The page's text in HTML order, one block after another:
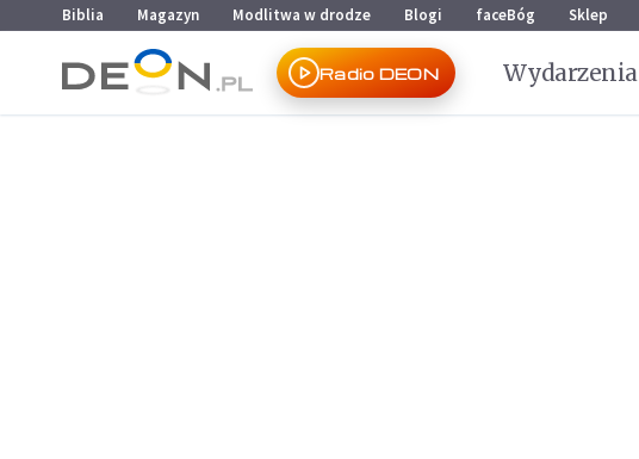
Przejdź do menu głównego
Przejdź do treści
Biblia Magazyn Modlitwa w drodze Blogi faceBóg Sklep
Radio DEON Wydarzenia